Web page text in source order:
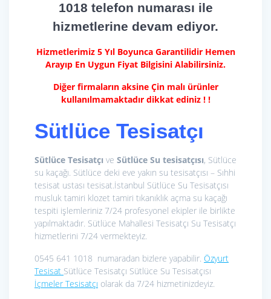
1018 telefon numarası ile
hizmetlerine devam ediyor.
Hizmetlerimiz 5 Yıl Boyunca Garantilidir Hemen
Arayıp En Uygun Fiyat Bilgisini Alabilirsiniz.
Diğer firmaların aksine Çin malı ürünler
kullanılmamaktadır dikkat ediniz ! !
Sütlüce Tesisatçı
Sütlüce Tesisatçı ve Sütlüce Su tesisatçısı, Sütlüce
su kaçağı. Sütlüce deki eve yakın su tesisatçısı – Sıhhi
tesisat ustası tesisat.İstanbul Sütlüce Su Tesisatçısı
musluk tamiri klozet tamiri tıkanıklık açma su kaçağı
tespiti işlemleriniz 7/24 profesyonel ekipler ile birlikte
yapılmaktadır. Sütlüce Mahallesi Tesisatçı Su Tesisatçı
hizmetlerini 7/24 vermekteyiz.
0545 641 1018 numaradan bizlere yapabilir. Özyurt
Tesisat Sütlüce Tesisatçı Sütlüce Su Tesisatçısı
İçmeler Tesisatçı olarak da 7/24 hizmetinizdeyiz.